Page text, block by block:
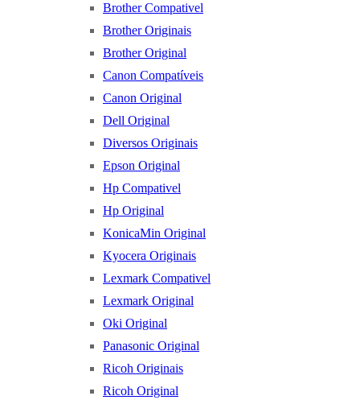
Brother Compativel
Brother Originais
Brother Original
Canon Compatíveis
Canon Original
Dell Original
Diversos Originais
Epson Original
Hp Compativel
Hp Original
KonicaMin Original
Kyocera Originais
Lexmark Compativel
Lexmark Original
Oki Original
Panasonic Original
Ricoh Originais
Ricoh Original